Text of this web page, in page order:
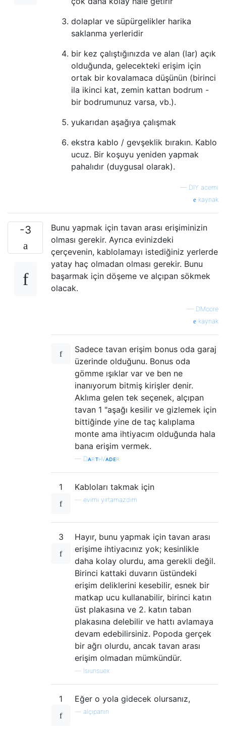
dolaplar ve süpürgelikler harika
saklanma yerleridir
bir kez çalıştığınızda ve alan (lar) açık
olduğunda, gelecekteki erişim için
ortak bir kovalamaca düşünün (birinci
ila ikinci kat, zemin kattan bodrum -
bir bodrumunuz varsa, vb.).
yukarıdan aşağıya çalışmak
ekstra kablo / gevşeklik bırakın. Kablo
ucuz. Bir koşuyu yeniden yapmak
pahalıdır (duygusal olarak).
— DIY acemi
kaynak
-3
Bunu yapmak için tavan arası erişiminizin
olması gerekir. Ayrıca evinizdeki
çerçevenin, kablolamayı istediğiniz yerlerde
yatay haç olmadan olması gerekir. Bunu
başarmak için döşeme ve alçıpan sökmek
olacak.
— DMoore
kaynak
Sadece tavan erişim bonus oda garaj
üzerinde olduğunu. Bonus oda
gömme ışıklar var ve ben ne
inanıyorum bitmiş kirişler denir.
Aklıma gelen tek seçenek, alçıpan
tavan 1 "aşağı kesilir ve gizlemek için
bittiğinde yine de taç kalıplama
monte ama ihtiyacım olduğunda hala
bana erişim vermek.
— DᴀʀᴛʜVᴀᴅᴇʀ
1 Kabloları takmak için
evimi yırtamazdım
3
Hayır, bunu yapmak için tavan arası
erişime ihtiyacınız yok; kesinlikle
daha kolay olurdu, ama gerekli değil.
Birinci kattaki duvarın üstündeki
erişim deliklerini kesebilir, esnek bir
matkap ucu kullanabilir, birinci katın
üst plakasına ve 2. katın taban
plakasına delebilir ve hattı avlamaya
devam edebilirsiniz. Popoda gerçek
bir ağrı olurdu, ancak tavan arası
erişim olmadan mümkündür.
lsiunsuex
1 Eğer o yola gidecek olursanız,
alçıpanın